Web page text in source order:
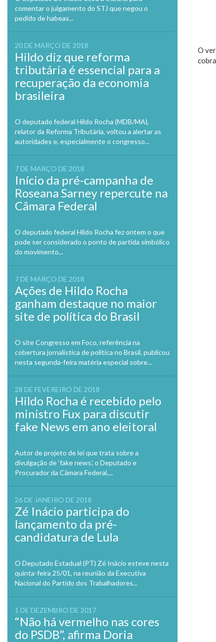
comentar o julgamento do STJ que negou o
pedido de habeas...
20 DE MARÇO DE 2018
Hildo diz que reforma
tributária é essencial para a
recuperação da economia
brasileira
O deputado federal Hildo Rocha (MDB/MA),
relator da Reforma Tributária, voltou a alertar as
autoridades e, especialmente o congresso...
7 DE MARÇO DE 2018
Início da pré-campanha de
Roseana Sarney repercute na
Câmara Federal
O deputado federal Hildo Rocha fez ontem o que
pode ser considerado o ponto de partida simbólico
do movimento...
7 DE MARÇO DE 2018
Ações de Hildo Rocha
ganham destaque no maior
site de política do Brasil
O site Congresso em Foco, referência na
cobertura jornalística de política no Brasil, publicou
nesta segunda-feira matéria especial sobre...
28 DE FEVEREIRO DE 2018
Hildo Rocha é recebido pelo
ministro Fux para discutir
fake News em ano eleitoral
Autor de projeto de lei que trata sobre a
divulgação de ‘fake news’, o Deputado e
Procurador da Câmara Federal,...
26 DE JANEIRO DE 2018
Zé Inácio participa do
lançamento da pré-
candidatura de Lula
O Deputado Estadual (PT) Zé Inácio esteve nesta
quinta-feira 25/01, na reunião da Executiva
Nacional do Partido dos Trabalhadores...
1 DE DEZEMBRO DE 2017
“Não há vermelho nas cores
do PSDB”, afirma Doria
O